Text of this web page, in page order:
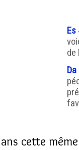
Es
de
cette